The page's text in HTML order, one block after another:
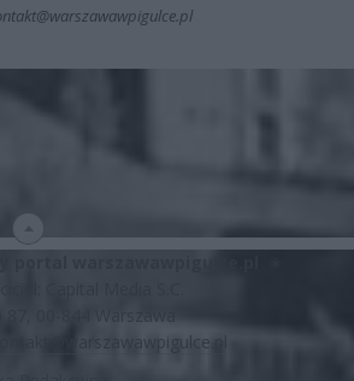
Kontakt@warszawawpigulce.pl